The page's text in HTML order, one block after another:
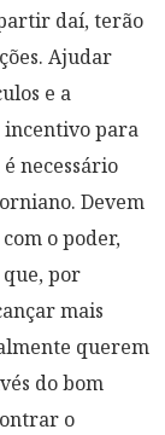
daí, terão
Ajudar
e a
incentivo para
necessário
Devem
o poder,
por
mais
querem
do bom
o